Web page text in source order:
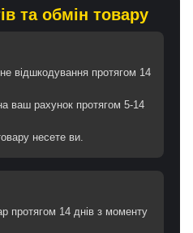
та обмін товару
відшкодування протягом 14
ваш рахунок протягом 5-14
несете ви.
протягом 14 днів з моменту